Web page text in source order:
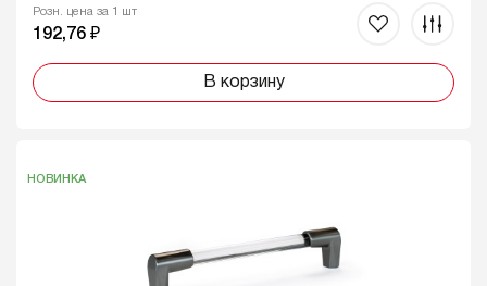
Розн. цена за 1 шт
192,76 ₽
В корзину
НОВИНКА